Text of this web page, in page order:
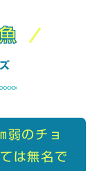
弱のチョ
は無名で